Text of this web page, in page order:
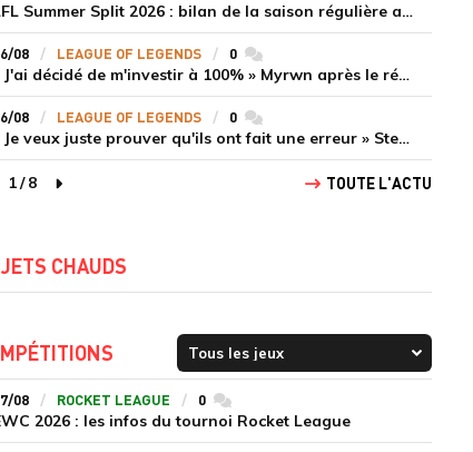
LFL Summer Split 2026 : bilan de la saison régulière avec Solary en tête
08 LEAGUE OF LEGENDS 0commentaires
« J'ai décidé de m'investir à 100% » Myrwn après le réveil de Movistar KOI face à Fnatic
08 LEAGUE OF LEGENDS 0commentaires
« Je veux juste prouver qu'ils ont fait une erreur » Stend se confie sur son mercato chaotique et ses ambitions avec Shifters
précédente
1/8
page suivante
TOUTE L'ACTU
CHAUDS
08 ROCKET LEAGUE 0commentaires
2026 : les infos du tournoi Rocket League